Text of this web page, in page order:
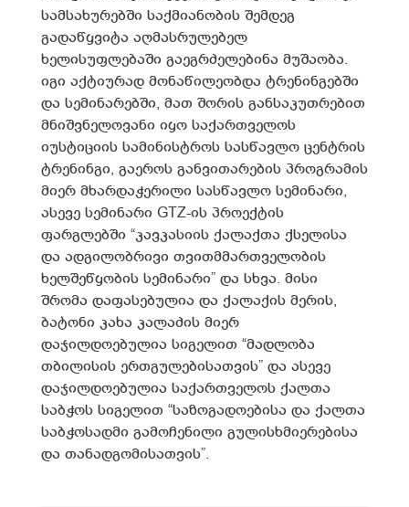
სამსახურებში საქმიანობის შემდეგ
გადაწყვიტა აღმასრულებელ
ხელისუფლებაში გაეგრძელებინა მუშაობა.
იგი აქტიურად მონაწილეობდა ტრენინგებში
და სემინარებში, მათ შორის განსაკუთრებით
მნიშვნელოვანი იყო საქართველოს
იუსტიციის სამინისტროს სასწავლო ცენტრის
ტრენინგი, გაეროს განვითარების პროგრამის
მიერ მხარდაჭერილი სასწავლო სემინარი,
ასევე სემინარი GTZ-ის პროექტის
ფარგლებში “კავკასიის ქალაქთა ქსელისა
და ადგილობრივი თვითმმართველობის
ხელშეწყობის სემინარი” და სხვა. მისი
შრომა დაფასებულია და ქალაქის მერის,
ბატონი კახა კალაძის მიერ
დაჯილდოებულია სიგელით “მადლობა
თბილისის ერთგულებისათვის” და ასევე
დაჯილდოებულია საქართველოს ქალთა
საბჭოს სიგელით “საზოგადოებისა და ქალთა
საბჭოსადმი გამოჩენილი გულისხმიერებისა
და თანადგომისათვის”.